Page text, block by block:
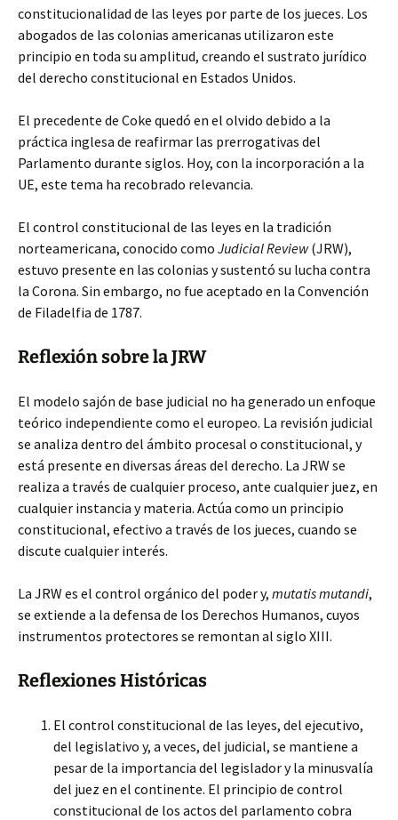
constitucionalidad de las leyes por parte de los jueces. Los
abogados de las colonias americanas utilizaron este
principio en toda su amplitud, creando el sustrato jurídico
del derecho constitucional en Estados Unidos.
El precedente de Coke quedó en el olvido debido a la
práctica inglesa de reafirmar las prerrogativas del
Parlamento durante siglos. Hoy, con la incorporación a la
UE, este tema ha recobrado relevancia.
El control constitucional de las leyes en la tradición
norteamericana, conocido como Judicial Review(JRW),
estuvo presente en las colonias y sustentó su lucha contra
la Corona. Sin embargo, no fue aceptado en la Convención
de Filadelfia de 1787.
Reflexión sobre la JRW
El modelo sajón de base judicial no ha generado un enfoque
teórico independiente como el europeo. La revisión judicial
se analiza dentro del ámbito procesal o constitucional, y
está presente en diversas áreas del derecho. La JRW se
realiza a través de cualquier proceso, ante cualquier juez, en
cualquier instancia y materia. Actúa como un principio
constitucional, efectivo a través de los jueces, cuando se
discute cualquier interés.
La JRW es el control orgánico del poder y, mutatis mutandi,
se extiende a la defensa de los Derechos Humanos, cuyos
instrumentos protectores se remontan al siglo XIII.
Reflexiones Históricas
El control constitucional de las leyes, del ejecutivo,
del legislativo y, a veces, del judicial, se mantiene a
pesar de la importancia del legislador y la minusvalía
del juez en el continente. El principio de control
constitucional de los actos del parlamento cobra